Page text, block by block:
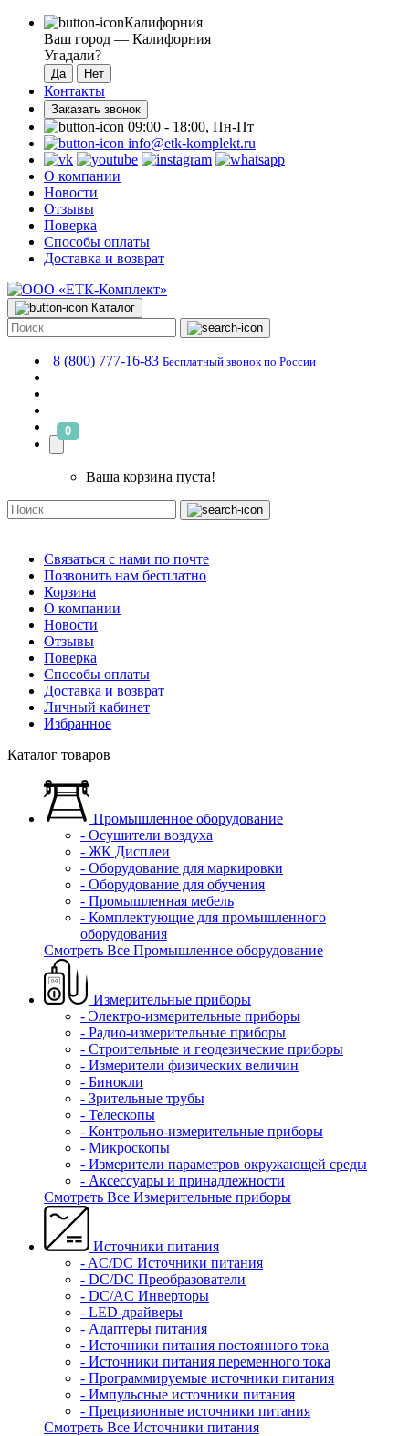
Калифорния
Ваш город — Калифорния
Угадали?
Контакты
Заказать звонок
09:00 - 18:00, Пн-Пт
info@etk-komplekt.ru
О компании
Новости
Отзывы
Поверка
Способы оплаты
Доставка и возврат
Каталог
8 (800) 777-16-83 Бесплатный звонок по России
0
Ваша корзина пуста!
Связаться с нами по почте
Позвонить нам бесплатно
Корзина
О компании
Новости
Отзывы
Поверка
Способы оплаты
Доставка и возврат
Личный кабинет
Избранное
Каталог товаров
Промышленное оборудование
- Осушители воздуха
- ЖК Дисплеи
- Оборудование для маркировки
- Оборудование для обучения
- Промышленная мебель
- Комплектующие для промышленного
оборудования
Смотреть Все Промышленное оборудование
Измерительные приборы
- Электро-измерительные приборы
- Радио-измерительные приборы
- Строительные и геодезические приборы
- Измерители физических величин
- Бинокли
- Зрительные трубы
- Телескопы
- Контрольно-измерительные приборы
- Микроскопы
- Измерители параметров окружающей среды
- Аксессуары и принадлежности
Смотреть Все Измерительные приборы
Источники питания
- AC/DC Источники питания
- DC/DC Преобразователи
- DC/AC Инверторы
- LED-драйверы
- Адаптеры питания
- Источники питания постоянного тока
- Источники питания переменного тока
- Программируемые источники питания
- Импульсные источники питания
- Прецизионные источники питания
Смотреть Все Источники питания